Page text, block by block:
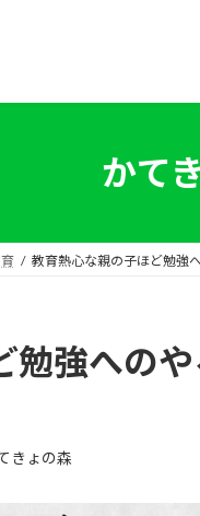
かて
教育熱心な親の子ほど勉強
勉強への
きょの森